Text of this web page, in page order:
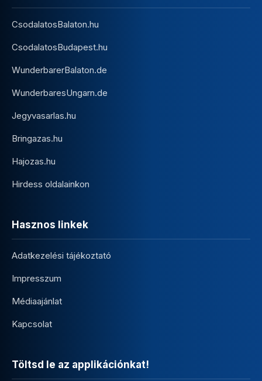
CsodalatosBalaton.hu
CsodalatosBudapest.hu
WunderbarerBalaton.de
WunderbaresUngarn.de
Jegyvasarlas.hu
Bringazas.hu
Hajozas.hu
Hirdess oldalainkon
Hasznos linkek
Adatkezelési tájékoztató
Impresszum
Médiaajánlat
Kapcsolat
Töltsd le az applikációnkat!